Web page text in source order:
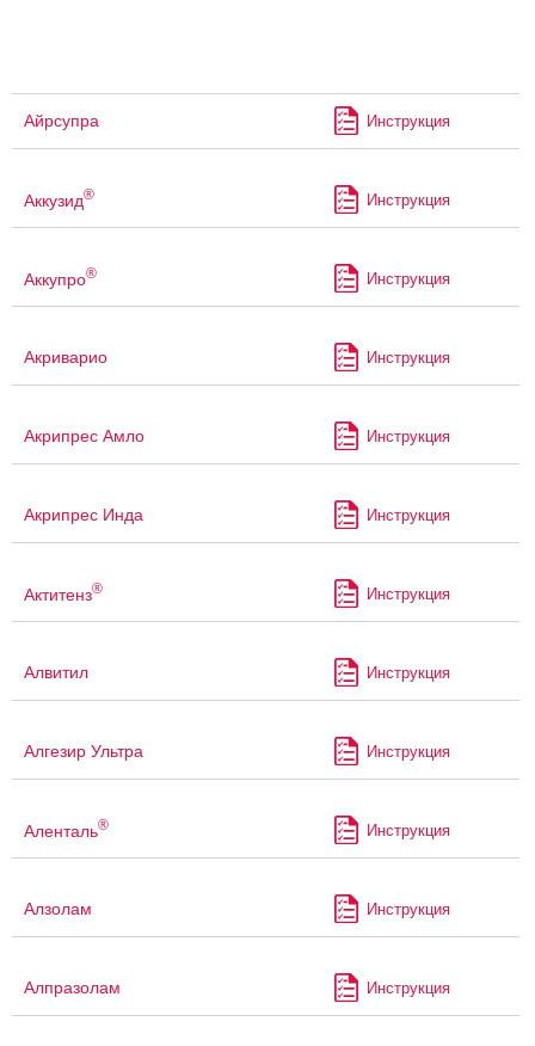
Айрсупра Инструкция
Аккузид® Инструкция
Аккупро® Инструкция
Акриварио Инструкция
Акрипрес Амло Инструкция
Акрипрес Инда Инструкция
Актитенз® Инструкция
Алвитил Инструкция
Алгезир Ультра Инструкция
Аленталь® Инструкция
Алзолам Инструкция
Алпразолам Инструкция